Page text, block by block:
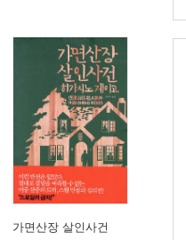
가면산장 살인사건